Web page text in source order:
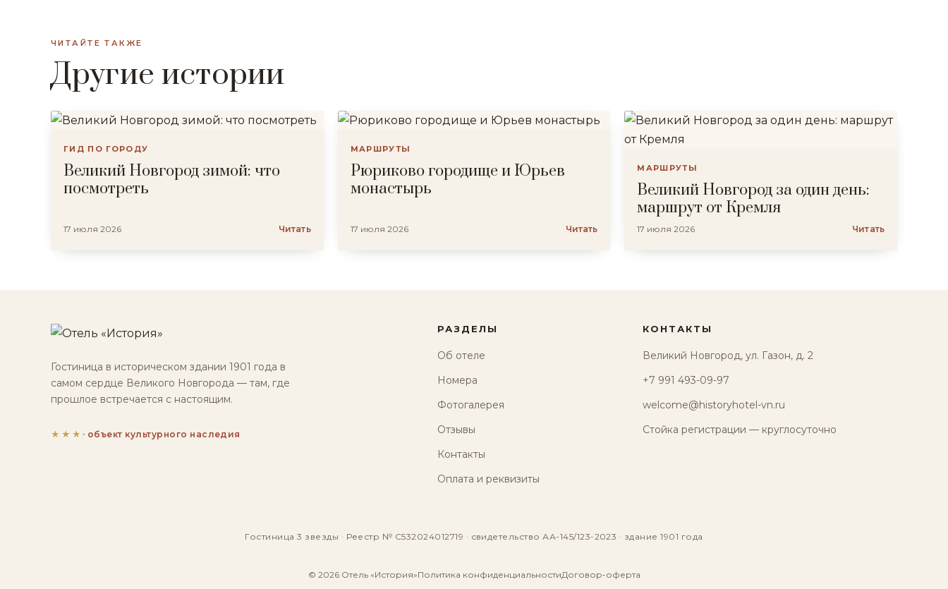
ЧИТАЙТЕ ТАКЖЕ
Другие истории
ГИД ПО ГОРОДУ
Великий Новгород зимой: что
посмотреть
17 июля 2026 Читать
МАРШРУТЫ
Рюриково городище и Юрьев
монастырь
17 июля 2026 Читать
МАРШРУТЫ
Великий Новгород за один день:
маршрут от Кремля
17 июля 2026 Читать
Гостиница в историческом здании 1901 года в
самом сердце Великого Новгорода — там, где
прошлое встречается с настоящим.
★★★ · объект культурного наследия
РАЗДЕЛЫ
Об отеле
Номера
Фотогалерея
Отзывы
Контакты
Оплата и реквизиты
КОНТАКТЫ
Великий Новгород, ул. Газон, д. 2
+7 991 493-09-97
welcome@historyhotel-vn.ru
Стойка регистрации — круглосуточно
Гостиница 3 звезды · Реестр № С532024012719 · свидетельство АА-145/123-2023 · здание 1901 года
© 2026 Отель «История»Политика конфиденциальностиДоговор-оферта